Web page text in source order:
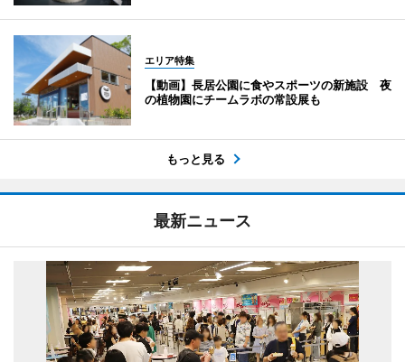
エリア特集
【動画】長居公園に食やスポーツの新施設 夜
の植物園にチームラボの常設展も
もっと見る
最新ニュース